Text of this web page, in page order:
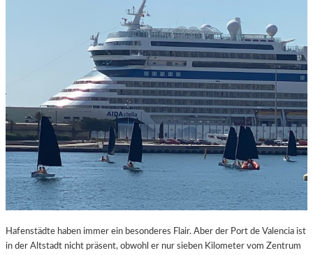
Hafenstädte haben immer ein besonderes Flair. Aber der Port de Valencia ist
in der Altstadt nicht präsent, obwohl er nur sieben Kilometer vom Zentrum